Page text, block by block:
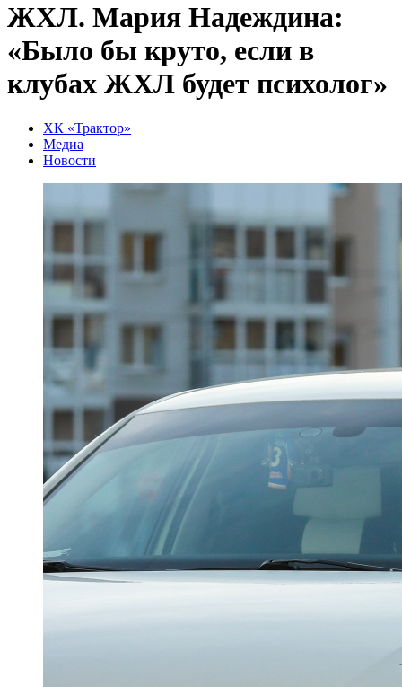
ЖХЛ. Мария Надеждина:
«Было бы круто, если в
клубах ЖХЛ будет психолог»‎
ХК «Трактор»
Медиа
Новости